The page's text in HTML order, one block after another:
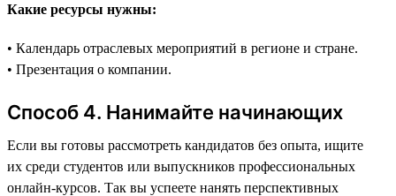
Какие ресурсы нужны:
• Календарь отраслевых мероприятий в регионе и стране.
• Презентация о компании.
Способ 4. Нанимайте начинающих
Если вы готовы рассмотреть кандидатов без опыта, ищите
их среди студентов или выпускников профессиональных
онлайн-курсов. Так вы успеете нанять перспективных